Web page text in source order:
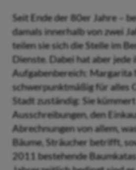
Seit Ende der 80er Jahre –
damals innerhalb von zwei
teilen sie sich die Stelle im
Dienste. Dabei hat aber jede
Aufgabenbereich: Margarita
schwerpunktmäßig für alles
Stadt zuständig: Sie
Ausschreibungen, den
Abrechnungen von allem,
Bäume, Sträucher betrifft,
2011 bestehende